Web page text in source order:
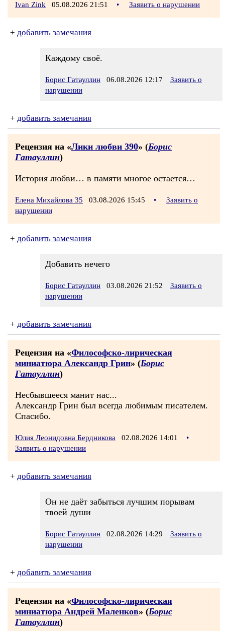
Ivan Zink 05.08.2026 21:51 • Заявить о нарушении
+ добавить замечания
Каждому своё.
Борис Гатауллин 06.08.2026 12:17
Заявить о
нарушении
+ добавить замечания
Рецензия на «Лики любви 390» (Борис
Гатауллин)
История любви… в памяти многое остается…
Елена Михайлова 35 03.08.2026 15:45 •
Заявить о
нарушении
+ добавить замечания
Добавить нечего
Борис Гатауллин 03.08.2026 21:52
Заявить о
нарушении
+ добавить замечания
Рецензия на «Философско-лирическая
миниатюра Александр Грин» (Борис
Гатауллин)
Несбывшееся манит нас...
Александр Грин был всегда любимым писателем.
Спасибо.
Юлия Леонидовна Бердникова 02.08.2026 14:01
•
Заявить о нарушении
+ добавить замечания
Он не даёт забыться лучшим порывам
твоей души
Борис Гатауллин 02.08.2026 14:29
Заявить о
нарушении
+ добавить замечания
Рецензия на «Философско-лирическая
миниатюра Андрей Маленков» (Борис
Гатауллин)